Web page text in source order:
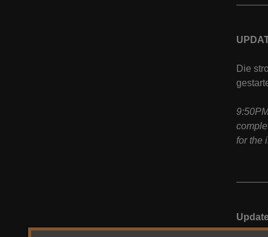
Die
for the
Spiele